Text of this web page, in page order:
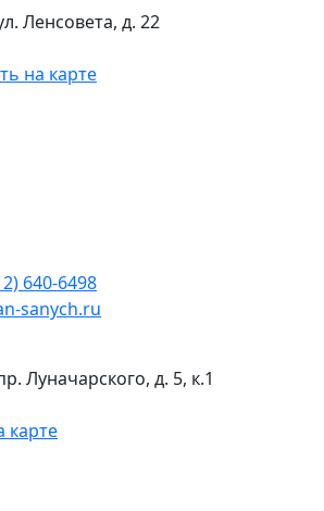
Ленсовета, д. 22
на карте
640-6498
sanych.ru
Луначарского, д. 5, к.1
карте